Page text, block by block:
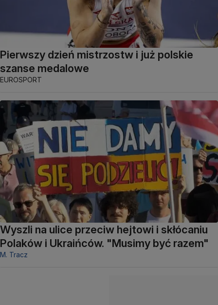
Pierwszy dzień mistrzostw i już polskie
szanse medalowe
EUROSPORT
Wyszli na ulice przeciw hejtowi i skłócaniu
Polaków i Ukraińców. "Musimy być razem"
M. Tracz